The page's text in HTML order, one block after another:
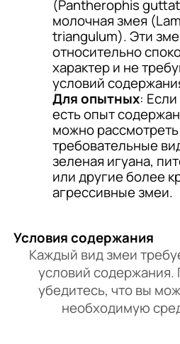
(Pantherophis
молочная змея
triangulum). Эти
относительно
характер и не
условий
Для опытных:
есть опыт
можно
требовательные
зеленая игуана,
или другие более
агрессивные змеи.
Условия содержания
Каждый вид змеи
условий содержания.
убедитесь, что вы
необходимую